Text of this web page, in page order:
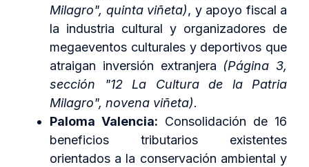
Milagro", quinta viñeta), y apoyo fiscal a
la industria cultural y organizadores de
megaeventos culturales y deportivos que
atraigan inversión extranjera (Página 3,
sección "12 La Cultura de la Patria
Milagro", novena viñeta).
Paloma Valencia: Consolidación de 16
beneficios tributarios existentes
orientados a la conservación ambiental y